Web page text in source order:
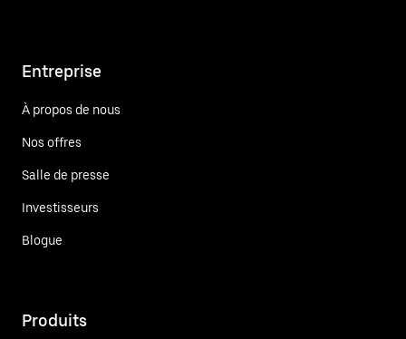
Entreprise
À propos de nous
Nos offres
Salle de presse
Investisseurs
Blogue
Produits